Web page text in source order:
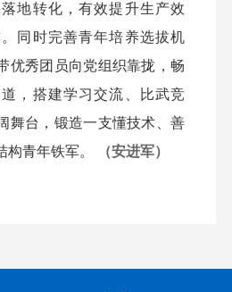
地转化，有效提升生产效
同时完善青年培养选拔机
优秀团员向党组织靠拢，畅
，搭建学习交流、比武竞
舞台，锻造一支懂技术、善
构青年铁军。
（安进军）